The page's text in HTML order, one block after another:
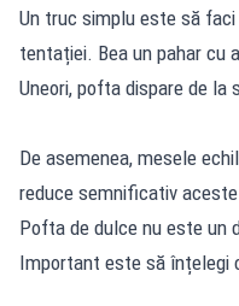
Un truc simplu este să
tentației. Bea un pahar cu
Uneori, pofta dispare de la
De asemenea, mesele
reduce semnificativ
Pofta de dulce nu este un
Important este să înțelegi